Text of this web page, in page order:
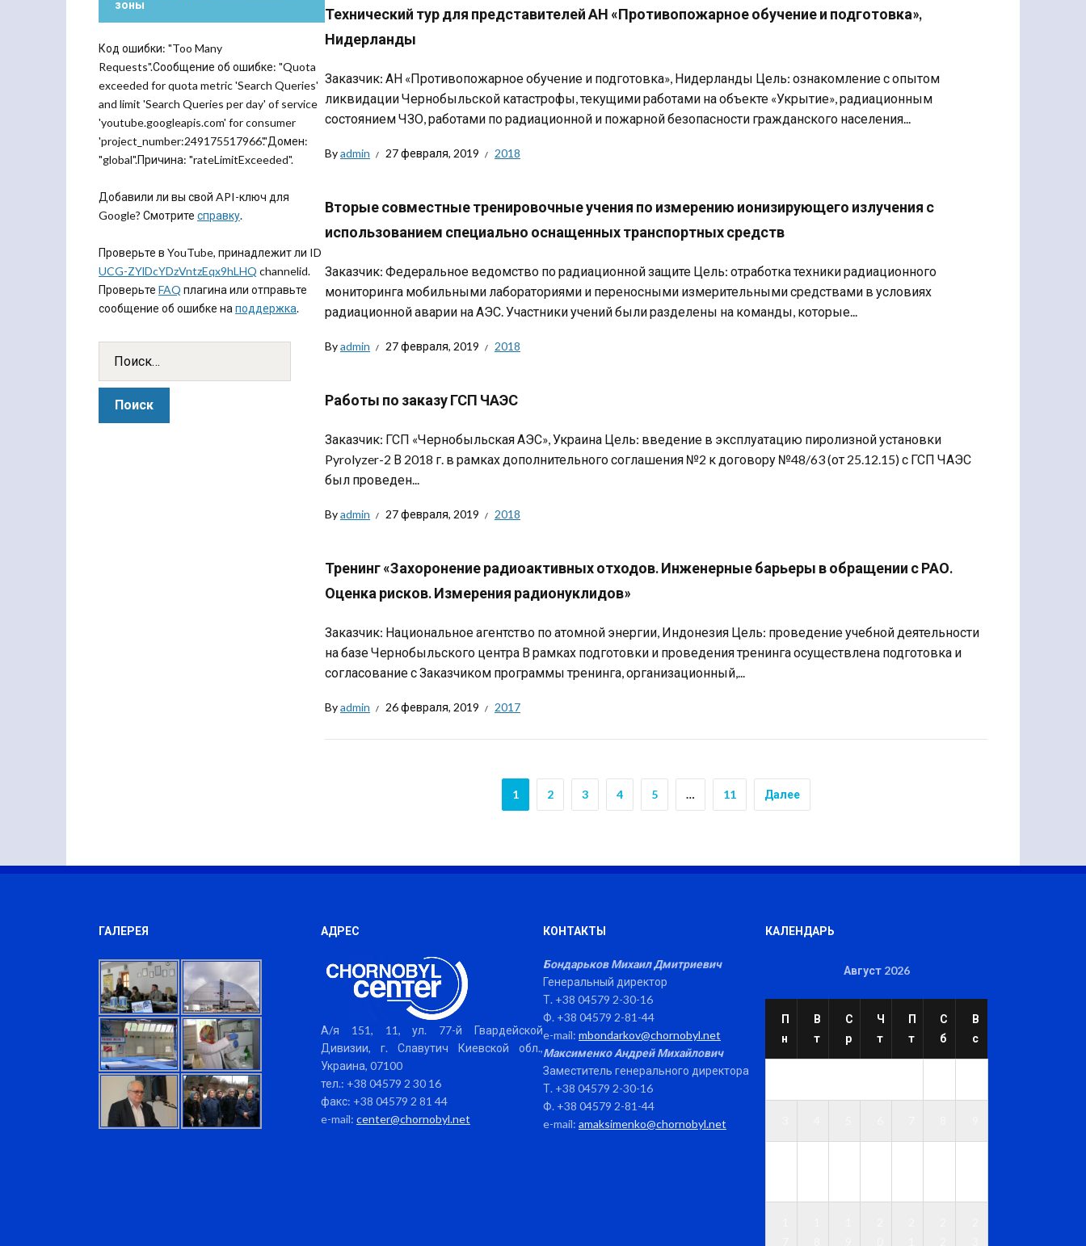
Технический тур для представителей АН «Противопожарное обучение и подготовка»,
Нидерланды
Заказчик: АН «Противопожарное обучение и подготовка», Нидерланды Цель: ознакомление с опытом
ликвидации Чернобыльской катастрофы, текущими работами на объекте «Укрытие», радиационным
состоянием ЧЗО, работами по радиационной и пожарной безопасности гражданского населения...
Byadmin 27 февраля, 2019 2018
Вторые совместные тренировочные учения по измерению ионизирующего излучения с
использованием специально оснащенных транспортных средств
Заказчик: Федеральное ведомство по радиационной защите Цель: отработка техники радиационного
мониторинга мобильными лабораториями и переносными измерительными средствами в условиях
радиационной аварии на АЭС. Участники учений были разделены на команды, которые...
Byadmin 27 февраля, 2019 2018
Работы по заказу ГСП ЧАЭС
Заказчик: ГСП «Чернобыльская АЭС», Украина Цель: введение в эксплуатацию пиролизной установки
Pyrolyzer-2 В 2018 г. в рамках дополнительного соглашения №2 к договору №48/63 (от 25.12.15) с ГСП ЧАЭС
был проведен...
Byadmin 27 февраля, 2019 2018
Тренинг «Захоронение радиоактивных отходов. Инженерные барьеры в обращении с РАО.
Оценка рисков. Измерения радионуклидов»
Заказчик: Национальное агентство по атомной энергии, Индонезия Цель: проведение учебной деятельности
на базе Чернобыльского центра В рамках подготовки и проведения тренинга осуществлена ​​подготовка и
согласование с Заказчиком программы тренинга, организационный,...
Byadmin 26 февраля, 2019 2017
1 2 3 4 5 … 11 Далее
зоны
Код ошибки: "Too Many
Requests".Сообщение об ошибке: "Quota
exceeded for quota metric 'Search Queries'
and limit 'Search Queries per day' of service
'youtube.googleapis.com' for consumer
'project_number:249175517966'."Домен:
"global".Причина: "rateLimitExceeded".
Добавили ли вы свой API-ключ для
Google? Смотрите справку.
Проверьте в YouTube, принадлежит ли ID
UCG-ZYlDcYDzVntzEqx9hLHQ channelid.
Проверьте FAQ плагина или отправьте
сообщение об ошибке на поддержка.
ГАЛЕРЕЯ АДРЕС
А/я 151, 11, ул. 77-й Гвардейской
Дивизии, г. Славутич Киевской обл.,
Украина, 07100
тел.: +38 04579 2 30 16
факс: +38 04579 2 81 44
e-mail: center@chornobyl.net
КОНТАКТЫ
Бондарьков Михаил Дмитриевич
Генеральный директор
Т. +38 04579 2-30-16
Ф. +38 04579 2-81-44
e-mail: mbondarkov@chornobyl.net
Максименко Андрей Михайлович
Заместитель генерального директора
Т. +38 04579 2-30-16
Ф. +38 04579 2-81-44
e-mail: amaksimenko@chornobyl.net
КАЛЕНДАРЬ
Август 2026
П
н
В
т
С
р
Ч
т
П
т
С
б
В
с